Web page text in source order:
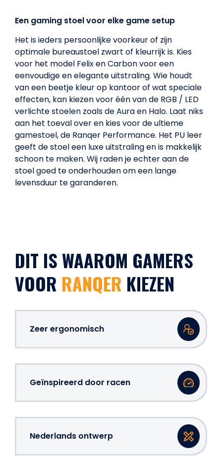
Een gaming stoel voor elke game setup
Het is ieders persoonlijke voorkeur of zijn
optimale bureaustoel zwart of kleurrijk is. Kies
voor het model Felix en Carbon voor een
eenvoudige en elegante uitstraling. Wie houdt
van een beetje kleur op kantoor of wat speciale
effecten, kan kiezen voor één van de RGB / LED
verlichte stoelen zoals de Aura en Halo. Laat niks
aan het toeval over en kies voor de ultieme
gamestoel, de Ranqer Performance. Het PU leer
geeft de stoel een luxe uitstraling en is makkelijk
schoon te maken. Wij raden je echter aan de
stoel goed te onderhouden om een lange
levensduur te garanderen.
DIT IS WAAROM GAMERS
VOOR RANQER KIEZEN
Zeer ergonomisch
Geïnspireerd door racen
Nederlands ontwerp